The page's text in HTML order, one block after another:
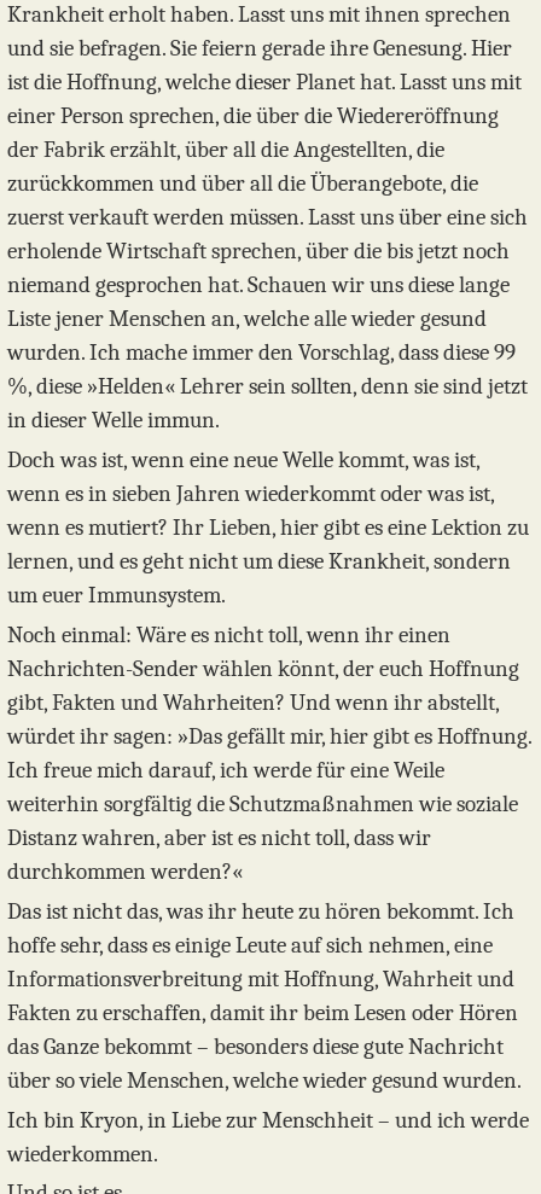
Krankheit erholt haben. Lasst uns mit ihnen sprechen
und sie befragen. Sie feiern gerade ihre Genesung. Hier
ist die Hoffnung, welche dieser Planet hat. Lasst uns mit
einer Person sprechen, die über die Wiedereröffnung
der Fabrik erzählt, über all die Angestellten, die
zurückkommen und über all die Überangebote, die
zuerst verkauft werden müssen. Lasst uns über eine sich
erholende Wirtschaft sprechen, über die bis jetzt noch
niemand gesprochen hat. Schauen wir uns diese lange
Liste jener Menschen an, welche alle wieder gesund
wurden. Ich mache immer den Vorschlag, dass diese 99
%, diese »Helden« Lehrer sein sollten, denn sie sind jetzt
in dieser Welle immun.
Doch was ist, wenn eine neue Welle kommt, was ist,
wenn es in sieben Jahren wiederkommt oder was ist,
wenn es mutiert? Ihr Lieben, hier gibt es eine Lektion zu
lernen, und es geht nicht um diese Krankheit, sondern
um euer Immunsystem.
Noch einmal: Wäre es nicht toll, wenn ihr einen
Nachrichten-Sender wählen könnt, der euch Hoffnung
gibt, Fakten und Wahrheiten? Und wenn ihr abstellt,
würdet ihr sagen: »Das gefällt mir, hier gibt es Hoffnung.
Ich freue mich darauf, ich werde für eine Weile
weiterhin sorgfältig die Schutzmaßnahmen wie soziale
Distanz wahren, aber ist es nicht toll, dass wir
durchkommen werden?«
Das ist nicht das, was ihr heute zu hören bekommt. Ich
hoffe sehr, dass es einige Leute auf sich nehmen, eine
Informationsverbreitung mit Hoffnung, Wahrheit und
Fakten zu erschaffen, damit ihr beim Lesen oder Hören
das Ganze bekommt – besonders diese gute Nachricht
über so viele Menschen, welche wieder gesund wurden.
Ich bin Kryon, in Liebe zur Menschheit – und ich werde
wiederkommen.